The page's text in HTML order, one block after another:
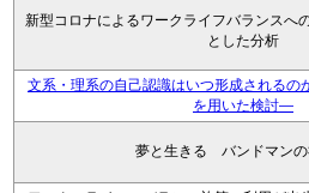
新型コロナによるワークライフバランスへ
とした分析
文系・理系の自己認識はいつ形成される
を用いた検討―
夢と生きる バンドマンの